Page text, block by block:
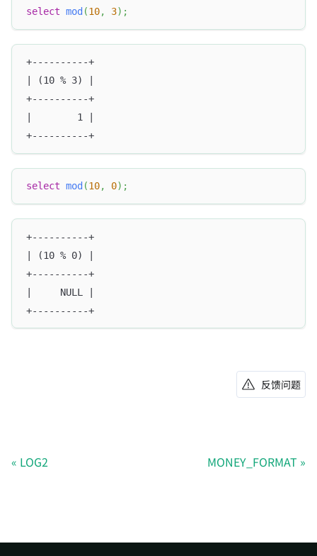
select mod (10, 3) ;
+----------+
| (10 % 3) |
+----------+
|        1 |
+----------+
select mod (10, 0) ;
+----------+
| (10 % 0) |
+----------+
|     NULL |
+----------+
反馈问题
LOG2 MONEY_FORMAT